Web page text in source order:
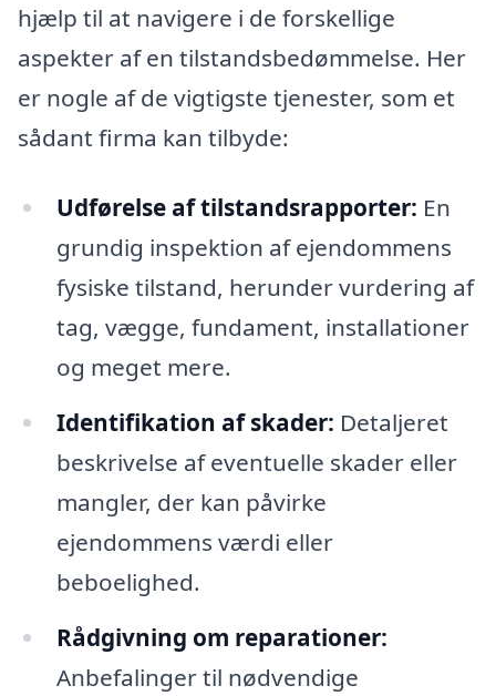
hjælp til at navigere i de forskellige
aspekter af en tilstandsbedømmelse. Her
er nogle af de vigtigste tjenester, som et
sådant firma kan tilbyde:
Udførelse af tilstandsrapporter: En
grundig inspektion af ejendommens
fysiske tilstand, herunder vurdering af
tag, vægge, fundament, installationer
og meget mere.
Identifikation af skader: Detaljeret
beskrivelse af eventuelle skader eller
mangler, der kan påvirke
ejendommens værdi eller
beboelighed.
Rådgivning om reparationer:
Anbefalinger til nødvendige